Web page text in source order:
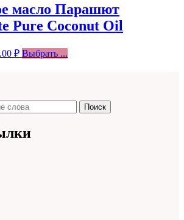
масло Парашют
Pure Coconut Oil
₽ Выбрать ...
Поиск